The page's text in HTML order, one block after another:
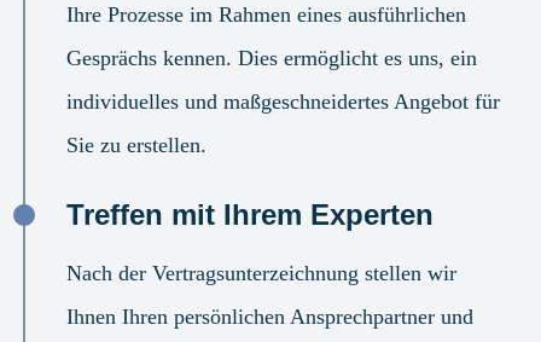
Ihre Prozesse im Rahmen eines ausführlichen
Gesprächs kennen. Dies ermöglicht es uns, ein
individuelles und maßgeschneidertes Angebot für
Sie zu erstellen.
Treffen mit Ihrem Experten
Nach der Vertragsunterzeichnung stellen wir
Ihnen Ihren persönlichen Ansprechpartner und